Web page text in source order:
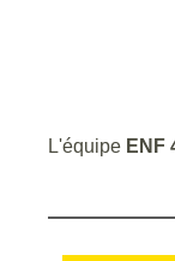
L'équipe ENF